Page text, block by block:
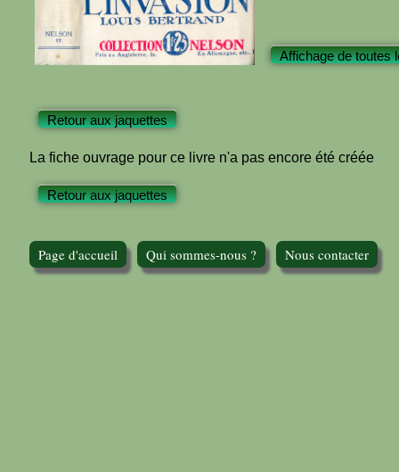
Affichage de toutes
Retour aux jaquettes
La fiche ouvrage pour ce livre n'a pas encore été créée
Retour aux jaquettes
Page d'accueil Qui sommes-nous ? Nous contacter